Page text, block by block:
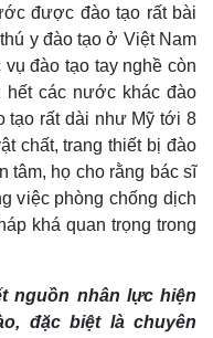
được đào tạo rất bài
y đào tạo ở Việt Nam
đào tạo tay nghề còn
hết các nước khác đào
tạo rất dài như Mỹ tới 8
chất, trang thiết bị đào
tâm, họ cho rằng bác sĩ
việc phòng chống dịch
khá quan trọng trong
nguồn nhân lực hiện
đặc biệt là chuyên